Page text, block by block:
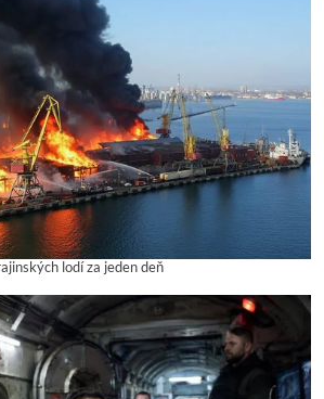
lodí za jeden deň